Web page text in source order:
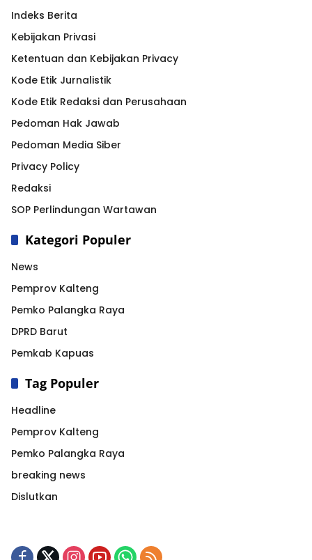
Indeks Berita
Kebijakan Privasi
Ketentuan dan Kebijakan Privacy
Kode Etik Jurnalistik
Kode Etik Redaksi dan Perusahaan
Pedoman Hak Jawab
Pedoman Media Siber
Privacy Policy
Redaksi
SOP Perlindungan Wartawan
Kategori Populer
News
Pemprov Kalteng
Pemko Palangka Raya
DPRD Barut
Pemkab Kapuas
Tag Populer
Headline
Pemprov Kalteng
Pemko Palangka Raya
breaking news
Dislutkan